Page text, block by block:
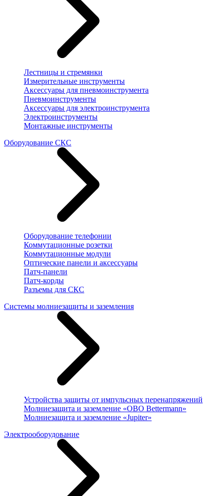
Лестницы и стремянки
Измерительные инструменты
Аксессуары для пневмоинструмента
Пневмоинструменты
Аксессуары для электроинструмента
Электроинструменты
Монтажные инструменты
Оборудование СКС
Оборудование телефонии
Коммутационные розетки
Коммутационные модули
Оптические панели и аксессуары
Патч-панели
Патч-корды
Разъемы для СКС
Системы молниезащиты и заземления
Устройства защиты от импульсных перенапряжений
Молниезащита и заземление «OBO Bettermann»
Молниезащита и заземление «Jupiter»
Электрооборудование